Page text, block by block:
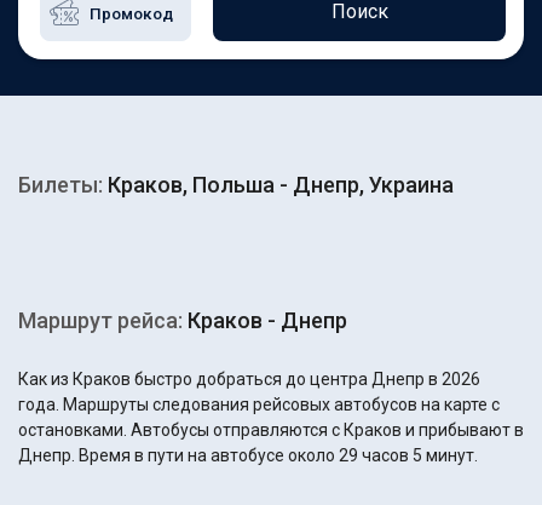
Поиск
Билеты: Краков, Польша - Днепр, Украина
Маршрут рейса: Краков - Днепр
Как из Краков быстро добраться до центра Днепр в 2026
года. Маршруты следования рейсовых автобусов на карте с
остановками. Автобусы отправляются с Краков и прибывают в
Днепр. Время в пути на автобусе около 29 часов 5 минут.